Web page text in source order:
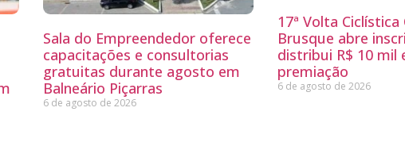
Sala do Empreendedor oferece
capacitações e consultorias
gratuitas durante agosto em
Balneário Piçarras
6 de agosto de 2026
17ª Volta Ciclística
Brusque abre
distribui R$ 10 mil
premiação
6 de agosto de 2026